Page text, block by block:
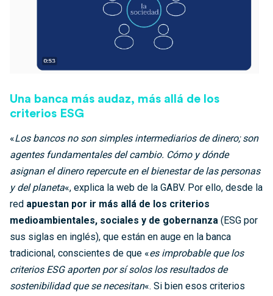
Una banca más audaz, más allá de los
criterios ESG
«Los bancos no son simples intermediarios de dinero; son
agentes fundamentales del cambio. Cómo y dónde
asignan el dinero repercute en el bienestar de las personas
y del planeta«, explica la web de la GABV. Por ello, desde la
red apuestan por ir más allá de los criterios
medioambientales, sociales y de gobernanza (ESG por
sus siglas en inglés), que están en auge en la banca
tradicional, conscientes de que «es improbable que los
criterios ESG aporten por sí solos los resultados de
sostenibilidad que se necesitan«. Si bien esos criterios